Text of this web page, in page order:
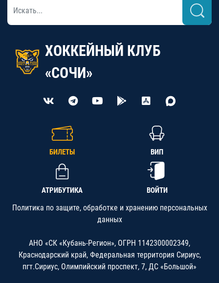
ХОККЕЙНЫЙ КЛУБ
«СОЧИ»
БИЛЕТЫ ВИП
АТРИБУТИКА ВОЙТИ
Политика по защите, обработке и хранению персональных
данных
АНО «СК «Кубань-Регион», ОГРН 1142300002349,
Краснодарский край, Федеральная территория Сириус,
пгт.Сириус, Олимпийский проспект, 7, ДС «Большой»